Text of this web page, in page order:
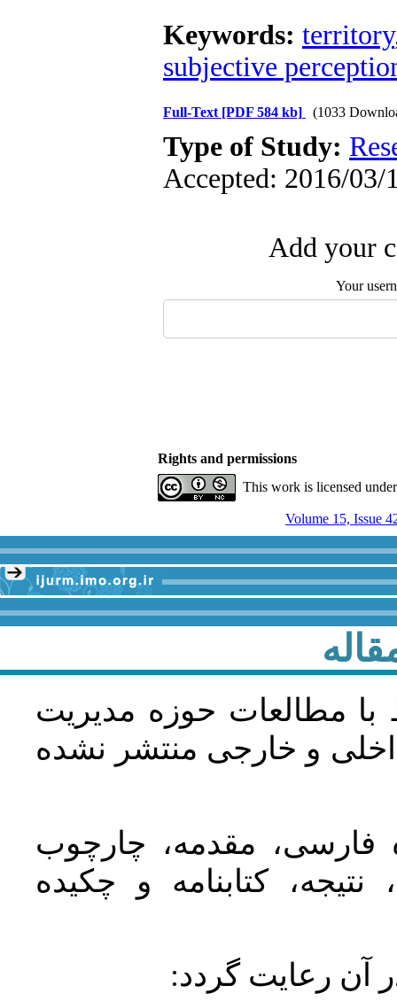
Keywords: territory
subjective
Full-Text [PDF 584 kb] (1033
Type of Study:
Accepted: 2016/03/
Add your
Your
Rights and permissions
This work is licensed
Volume 15, Issue
با مطالعات حوزه مديريت
و خارجی منتشر نشده
فارسی، مقدمه، چارچوب
کتابنامه و چکیده
آن رعايت گردد: